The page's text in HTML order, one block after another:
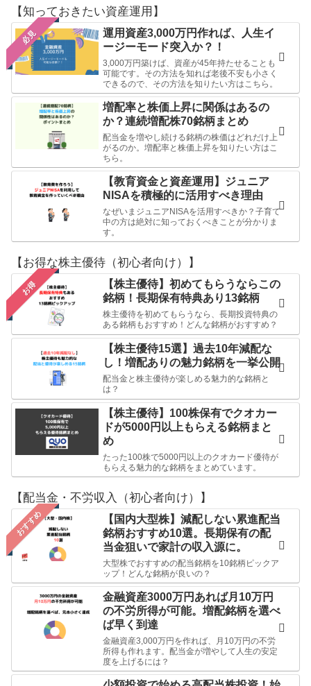
【知っておきたい資産運用】
必見
運用資産3,000万円作れば、人生イ
ージーモード突入か？！
3,000万円築けば、資産が45年持たせることも
可能です。その方法を知れば老後不安も小さく
できるので、その方法を知りたい方はこちら。
増配率と株価上昇に関係はあるの
か？連続増配株70銘柄まとめ
配当金を増やし続ける銘柄の株価はどれだけ上
がるのか。増配率と株価上昇を知りたい方はこ
ちら。
【教育資金と資産運用】ジュニア
NISAを積極的に活用すべき理由
なぜいまジュニアNISAを活用すべきか？子育て
中の方は絶対に知っておくべきことが分かりま
す。
【お得な株主優待（初心者向け）】
お得
【株主優待】初めてもらうならこの
銘柄！長期保有特典あり13銘柄
株主優待を初めてもらうなら、長期投資特典の
ある銘柄もおすすめ！どんな銘柄がおすすめ？
【株主優待15選】過去10年減配な
し！増配ありの魅力銘柄を一挙公開
配当金と株主優待が楽しめる魅力的な銘柄と
は？
【株主優待】100株保有でクオカー
ドが5000円以上もらえる銘柄まと
め
たった100株で5000円以上のクオカード優待が
もらえる魅力的な銘柄をまとめています。
【配当金・不労収入（初心者向け）】
おすすめ
【国内大型株】減配しない累進配当
銘柄おすすめ10選。長期保有の配
当金狙いで家計の収入源に。
大型株でおすすめの配当銘柄を10銘柄ピックア
ップ！どんな銘柄が良いの？
金融資産3000万円あれば月10万円
の不労所得が可能。増配銘柄を選べ
ば早く到達
金融資産3,000万円を作れば、月10万円の不労
所得も作れます。配当金が増やして人生の安定
度を上げるには？